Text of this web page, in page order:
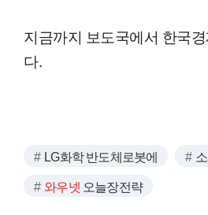
지금까지 보도국에서 한국
다.
LG화학 반도체로봇에
와우넷 오늘장전략